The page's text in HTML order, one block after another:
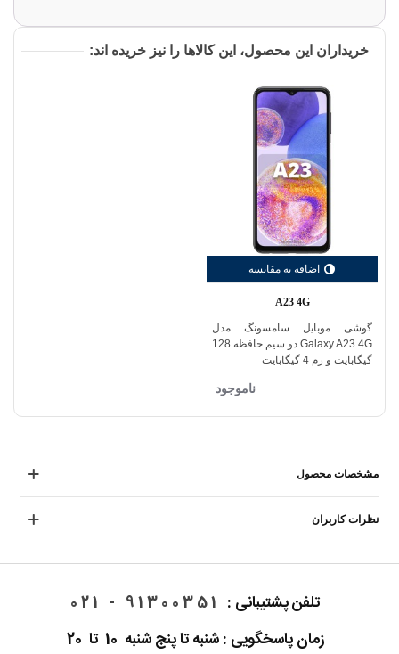
خریداران این محصول، این کالاها را نیز خریده اند:
اضافه به مقایسه
A23 4G
گوشی موبایل سامسونگ مدل
Galaxy A23 4G دو سیم حافظه 128
گیگابایت و رم 4 گیگابایت
ناموجود
مشخصات محصول
نظرات کاربران
تلفن پشتیبانی : 91300351 - 021
زمان پاسخگویی : شنبه تا پنج شنبه 10 تا 20